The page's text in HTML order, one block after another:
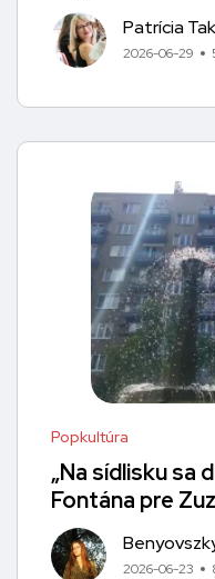
Patrícia
2026-06-29
Popkultúra
„Na sídlisku sa
Fontána pre
2026-06-23